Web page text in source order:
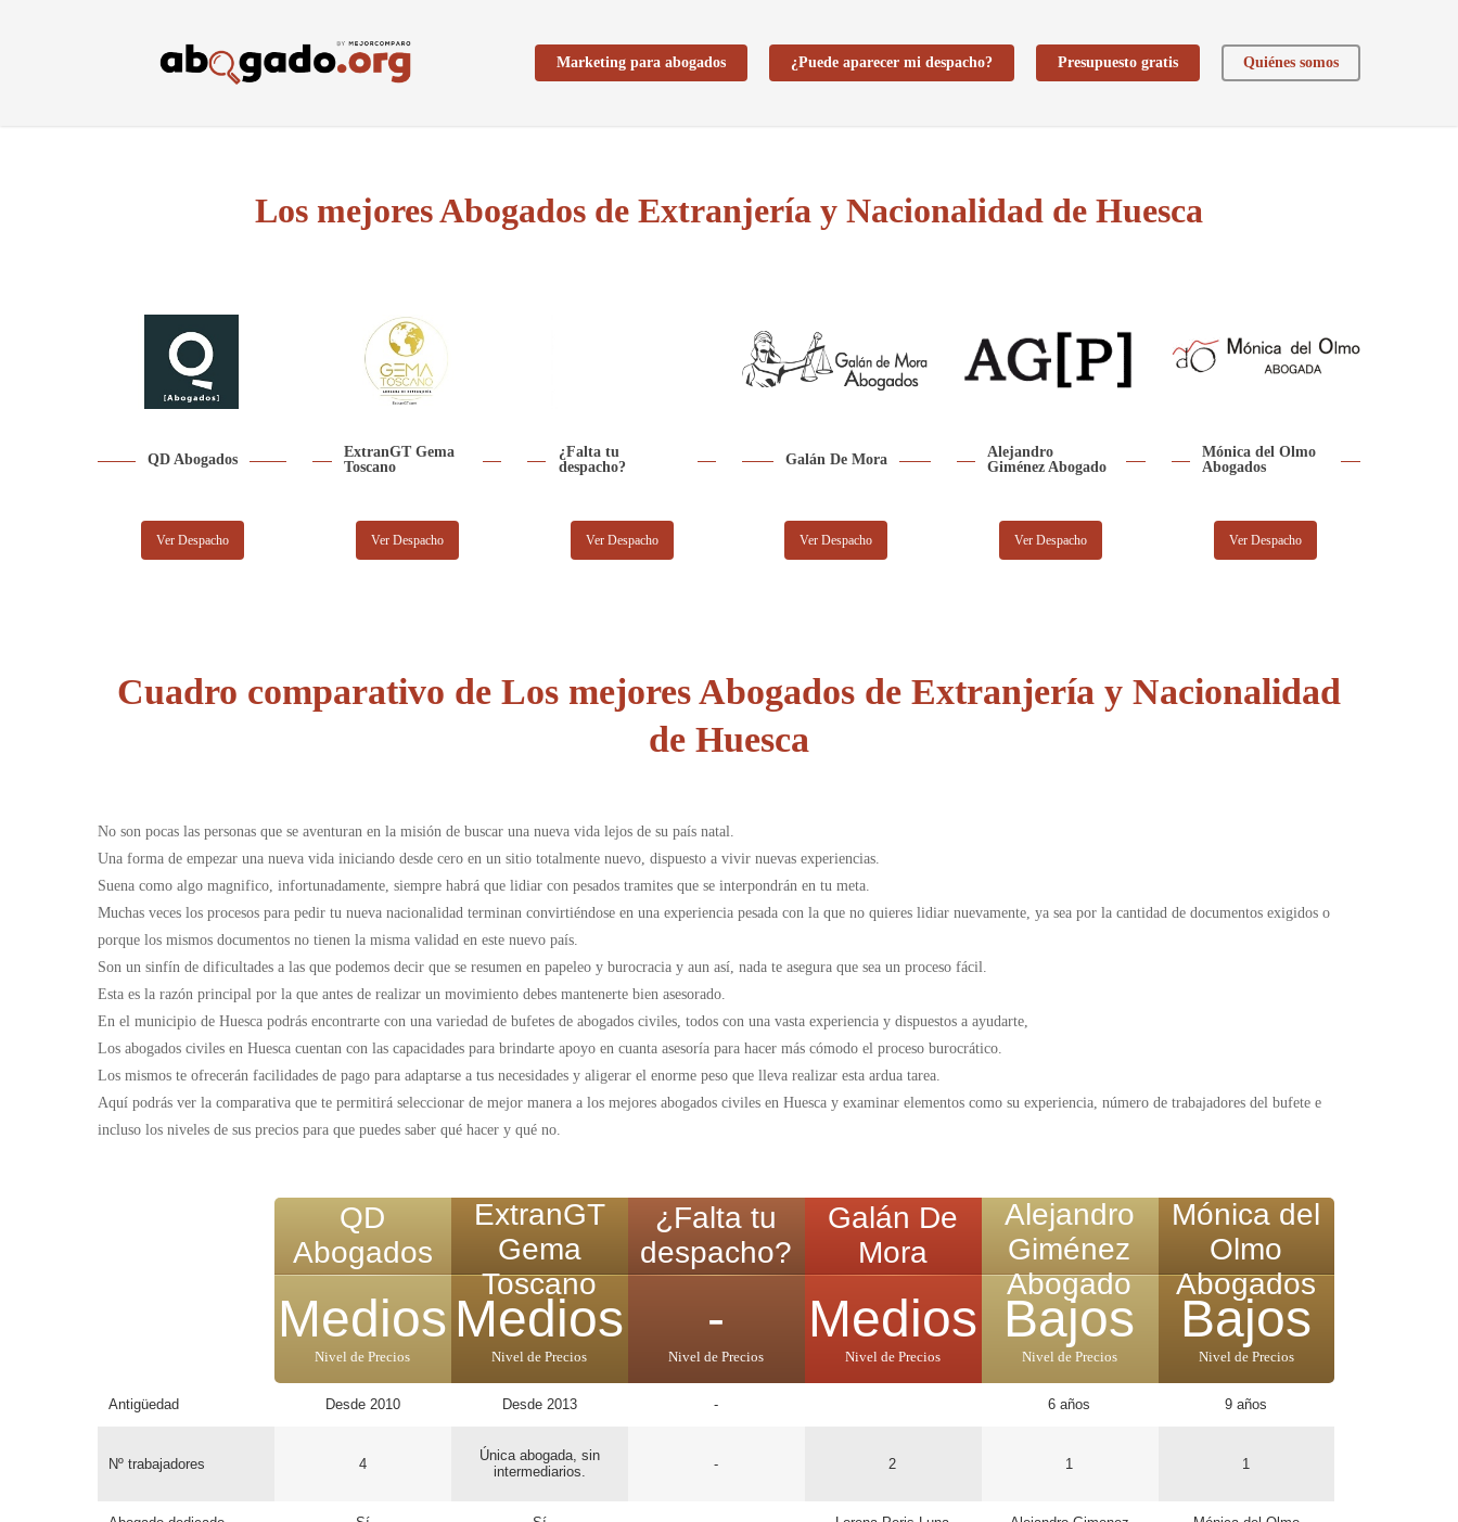
Marketing para abogados ¿Puede aparecer mi despacho? Presupuesto gratis Quiénes somos
Los mejores Abogados de Extranjería y Nacionalidad de Huesca
QD Abogados
Ver Despacho
ExtranGT Gema
Toscano
Ver Despacho
¿Falta tu
despacho?
Ver Despacho
Galán De Mora
Ver Despacho
Alejandro
Giménez Abogado
Ver Despacho
Mónica del Olmo
Abogados
Ver Despacho
Cuadro comparativo de Los mejores Abogados de Extranjería y Nacionalidad
de Huesca
No son pocas las personas que se aventuran en la misión de buscar una nueva vida lejos de su país natal.
Una forma de empezar una nueva vida iniciando desde cero en un sitio totalmente nuevo, dispuesto a vivir nuevas experiencias.
Suena como algo magnifico, infortunadamente, siempre habrá que lidiar con pesados tramites que se interpondrán en tu meta.
Muchas veces los procesos para pedir tu nueva nacionalidad terminan convirtiéndose en una experiencia pesada con la que no quieres lidiar nuevamente, ya sea por la cantidad de documentos exigidos o
porque los mismos documentos no tienen la misma validad en este nuevo país.
Son un sinfín de dificultades a las que podemos decir que se resumen en papeleo y burocracia y aun así, nada te asegura que sea un proceso fácil.
Esta es la razón principal por la que antes de realizar un movimiento debes mantenerte bien asesorado.
En el municipio de Huesca podrás encontrarte con una variedad de bufetes de abogados civiles, todos con una vasta experiencia y dispuestos a ayudarte,
Los abogados civiles en Huesca cuentan con las capacidades para brindarte apoyo en cuanta asesoría para hacer más cómodo el proceso burocrático.
Los mismos te ofrecerán facilidades de pago para adaptarse a tus necesidades y aligerar el enorme peso que lleva realizar esta ardua tarea.
Aquí podrás ver la comparativa que te permitirá seleccionar de mejor manera a los mejores abogados civiles en Huesca y examinar elementos como su experiencia, número de trabajadores del bufete e
incluso los niveles de sus precios para que puedes saber qué hacer y qué no.
Antigüedad
Nº trabajadores
QD
Abogados
Medios
Nivel de Precios
Desde 2010
4
ExtranGT
Gema
Toscano
Medios
Nivel de Precios
Desde 2013
Única abogada, sin
intermediarios.
¿Falta tu
despacho?
-
Nivel de Precios
-
-
Galán De
Mora
Medios
Nivel de Precios
2
Alejandro
Giménez
Abogado
Bajos
Nivel de Precios
6 años
1
Mónica del
Olmo
Abogados
Bajos
Nivel de Precios
9 años
1